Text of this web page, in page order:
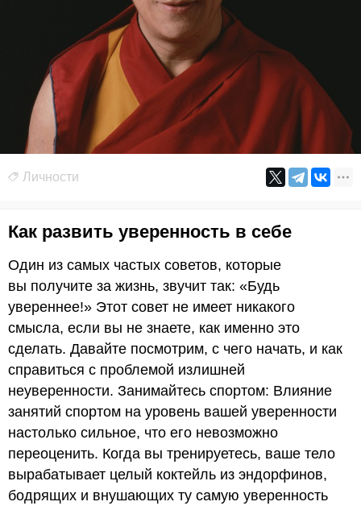
Личности
Как развить уверенность в себе
Один из самых частых советов, которые
вы получите за жизнь, звучит так: «Будь
увереннее!» Этот совет не имеет никакого
смысла, если вы не знаете, как именно это
сделать. Давайте посмотрим, с чего начать, и как
справиться с проблемой излишней
неуверенности. Занимайтесь спортом: Влияние
занятий спортом на уровень вашей уверенности
настолько сильное, что его невозможно
переоценить. Когда вы тренируетесь, ваше тело
вырабатывает целый коктейль из эндорфинов,
бодрящих и внушающих ту самую уверенность